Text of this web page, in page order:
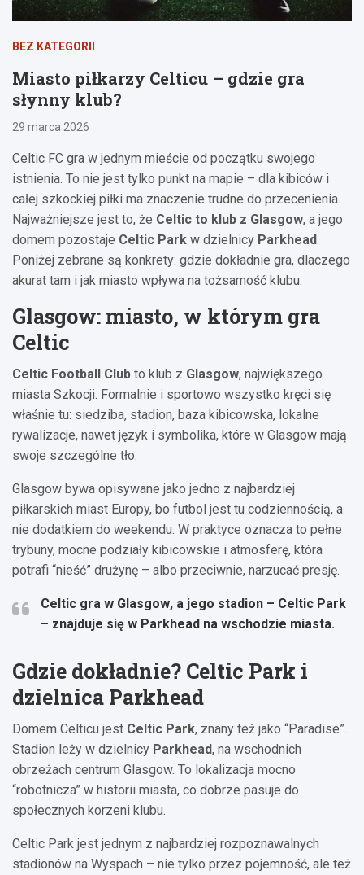
BEZ KATEGORII
Miasto piłkarzy Celticu – gdzie gra
słynny klub?
29 marca 2026
Celtic FC gra w jednym mieście od początku swojego
istnienia. To nie jest tylko punkt na mapie – dla kibiców i
całej szkockiej piłki ma znaczenie trudne do przecenienia.
Najważniejsze jest to, że Celtic to klub z Glasgow, a jego
domem pozostaje Celtic Park w dzielnicy Parkhead.
Poniżej zebrane są konkrety: gdzie dokładnie gra, dlaczego
akurat tam i jak miasto wpływa na tożsamość klubu.
Glasgow: miasto, w którym gra
Celtic
Celtic Football Club to klub z Glasgow, największego
miasta Szkocji. Formalnie i sportowo wszystko kręci się
właśnie tu: siedziba, stadion, baza kibicowska, lokalne
rywalizacje, nawet język i symbolika, które w Glasgow mają
swoje szczególne tło.
Glasgow bywa opisywane jako jedno z najbardziej
piłkarskich miast Europy, bo futbol jest tu codziennością, a
nie dodatkiem do weekendu. W praktyce oznacza to pełne
trybuny, mocne podziały kibicowskie i atmosferę, która
potrafi “nieść” drużynę – albo przeciwnie, narzucać presję.
Celtic gra w Glasgow, a jego stadion – Celtic Park
– znajduje się w Parkhead na wschodzie miasta.
Gdzie dokładnie? Celtic Park i
dzielnica Parkhead
Domem Celticu jest Celtic Park, znany też jako “Paradise”.
Stadion leży w dzielnicy Parkhead, na wschodnich
obrzeżach centrum Glasgow. To lokalizacja mocno
“robotnicza” w historii miasta, co dobrze pasuje do
społecznych korzeni klubu.
Celtic Park jest jednym z najbardziej rozpoznawalnych
stadionów na Wyspach – nie tylko przez pojemność, ale też